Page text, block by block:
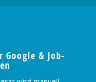
& Job-